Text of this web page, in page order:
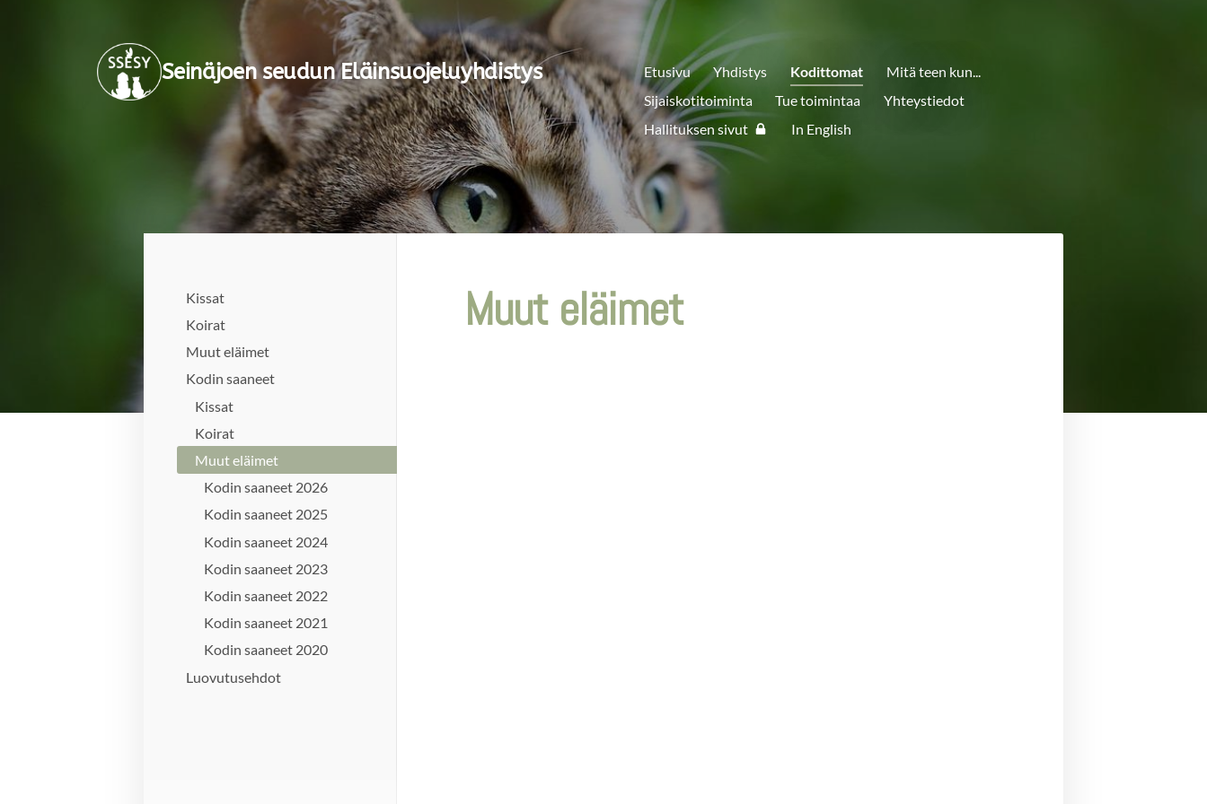
Seinäjoen seudun Eläinsuojeluyhdistys Etusivu Yhdistys Kodittomat
Mitä teen kun...
Sijaiskotitoiminta
Tue toimintaa
Yhteystiedot
Hallituksen sivut
In English
Kissat
Koirat
Muut eläimet
Kodin saaneet
Kissat
Koirat
Muut eläimet
Kodin saaneet 2026
Kodin saaneet 2025
Kodin saaneet 2024
Kodin saaneet 2023
Kodin saaneet 2022
Kodin saaneet 2021
Kodin saaneet 2020
Luovutusehdot
Muut eläimet